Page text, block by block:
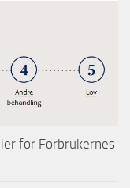
for Forbrukernes